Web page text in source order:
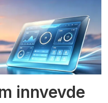
innvevde